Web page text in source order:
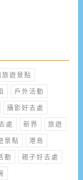
旅遊景點
戶外活動
攝影好去處
處 新界 旅遊
景點 港島
動 親子好去處